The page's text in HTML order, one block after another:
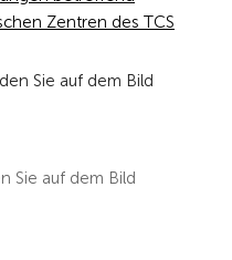
Zentren des TCS
Sie auf dem Bild